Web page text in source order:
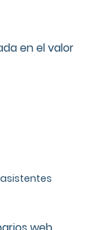
en el valor